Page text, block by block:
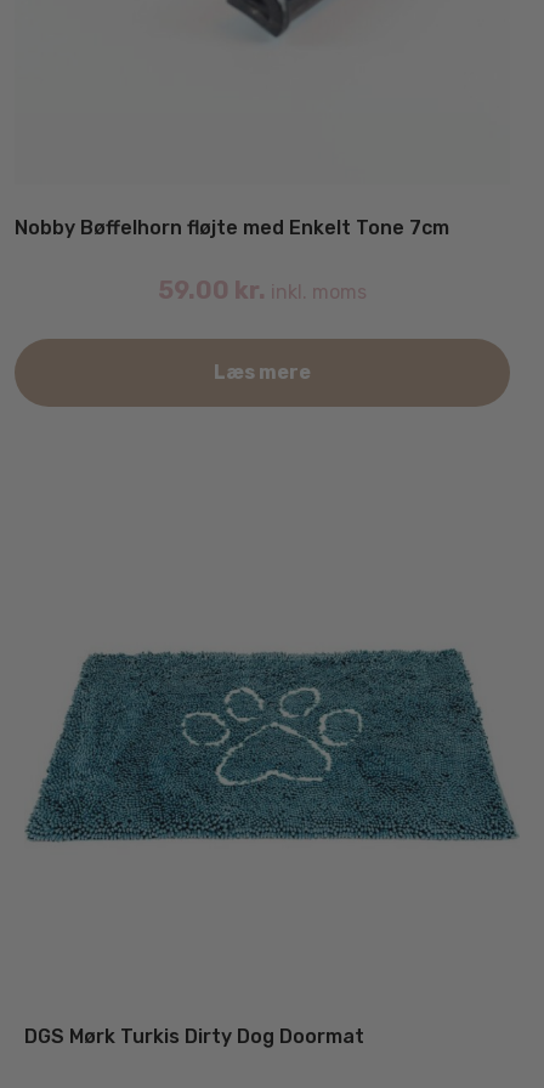
Nobby Bøffelhorn fløjte med Enkelt Tone 7cm
59.00 kr. inkl. moms
Læs mere
DGS Mørk Turkis Dirty Dog Doormat